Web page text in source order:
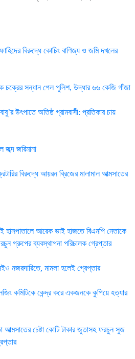
বিরুদ্ধে কোচিং বাণিজ্য ও জমি দখলের
চক্রের সন্ধান পেল পুলিশ, উদ্ধার ৬৬ কেজি গাঁজা
উৎপাতে অতিষ্ঠ গ্রামবাসী: প্রতিকার চায়
জরিমানা
বিরুদ্ধে আয়রন ব্রিজের মালামাল আত্মসাতের
আরেক ভাই হাজতে বিএনপি নেতাকে
গ্রুপের ব্যবস্থাপনা পরিচালক গ্রেপ্তার
নজরদারিতে, মামলা হলেই গ্রেপ্তার
কমিটিকে কেন্দ্র করে একজনকে কুপিয়ে হত্যার
আত্মসাতের চেষ্টা কোটি টাকার জুতাসহ ফরচুন সুজ